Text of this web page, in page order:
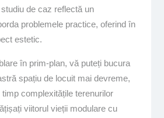
de caz reflectă un
problemele practice, oferind în
estetic.
în prim-plan, vă puteți bucura
spațiu de locuit mai devreme,
complexitățile terenurilor
viitorul vieții modulare cu